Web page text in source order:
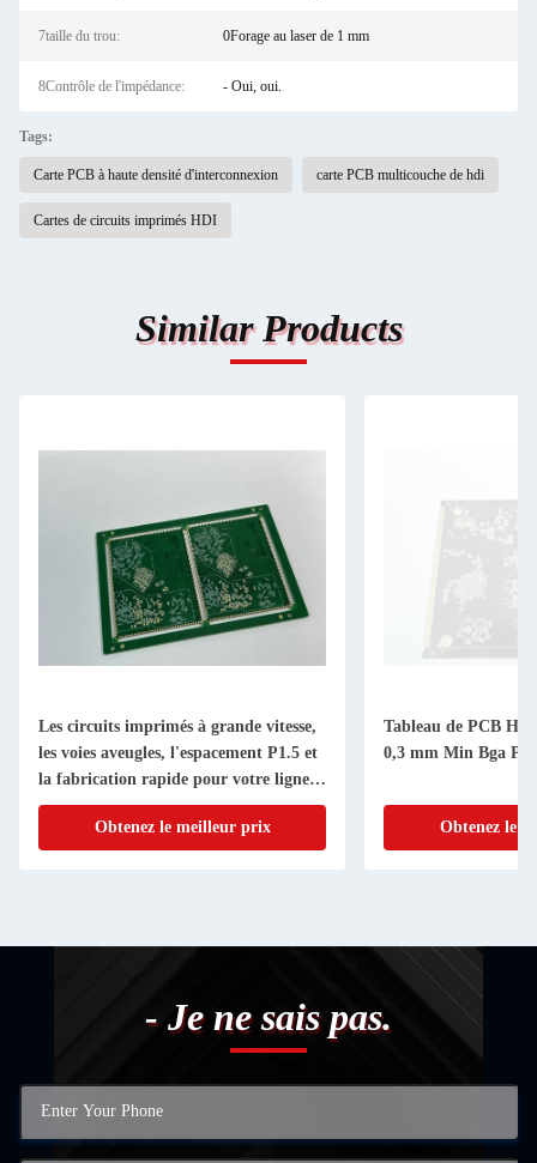
7taille du trou: 0Forage au laser de 1 mm
8Contrôle de l'impédance: - Oui, oui.
Tags:
Carte PCB à haute densité d'interconnexion carte PCB multicouche de hdi
Cartes de circuits imprimés HDI
Similar Products
Les circuits imprimés à grande vitesse,
les voies aveugles, l'espacement P1.5 et
la fabrication rapide pour votre ligne
de production
Obtenez le meilleur prix
Tableau de PCB
0,3 mm Min Bga
Obtenez le
- Je ne sais pas.